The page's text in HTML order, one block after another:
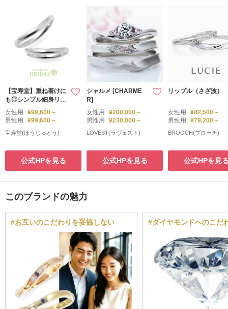
【宝寿堂】重ね着けに
も◎シンプル細身リン
グ《HM1628ss/HM1
628ss》
女性用
¥99,600～
男性用
¥99,600～
宝寿堂(ほうじゅどう)
公式HPを見る
シャルメ [CHARME
R]
女性用
¥200,000～
男性用
¥230,000～
LOVEST(ラヴェスト)
公式HPを見る
リップル（さざ波）
女性用
¥82,500～
男性用
¥79,200～
BROOCH(ブローチ)
公式HPを見
このブランドの魅力
#お互いのこだわりを妥協しない #ダイヤモンドへのこだ